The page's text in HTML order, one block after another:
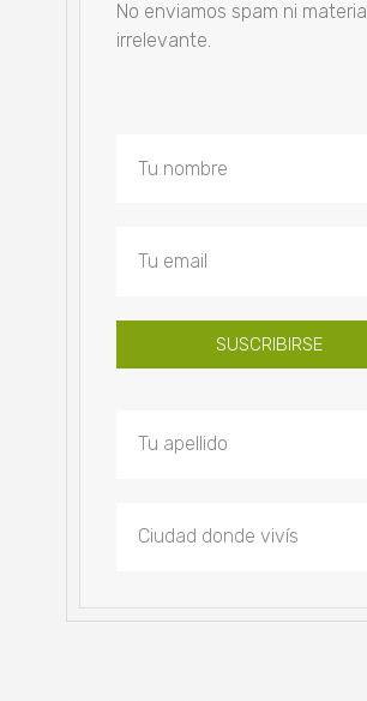
No enviamos spam ni material
irrelevante.
SUSCRIBIRSE